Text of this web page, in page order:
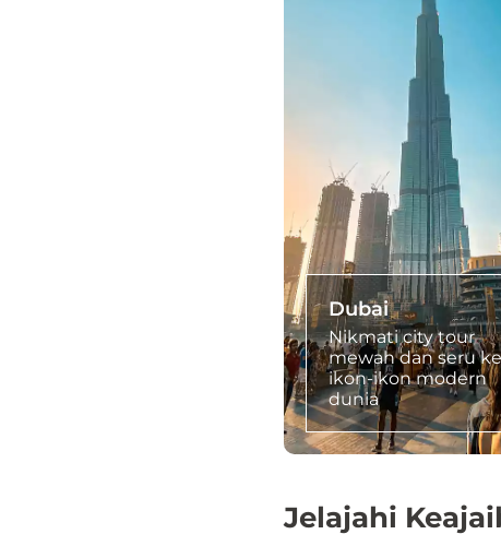
Dubai
Nikmati city tour
mewah dan seru ke
ikon-ikon modern
dunia
Jelajahi